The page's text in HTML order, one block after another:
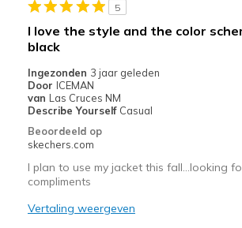
Beste toepassingen
Casual Wear
Going Out
Width
Feels true to width
Sizing
5
I love the style and the color
black
Ingezonden 3 jaar geleden
Door ICEMAN
van Las Cruces NM
Describe Yourself Casual
Beoordeeld op
skechers.com
I plan to use my jacket this fall...looking
compliments
Vertaling weergeven